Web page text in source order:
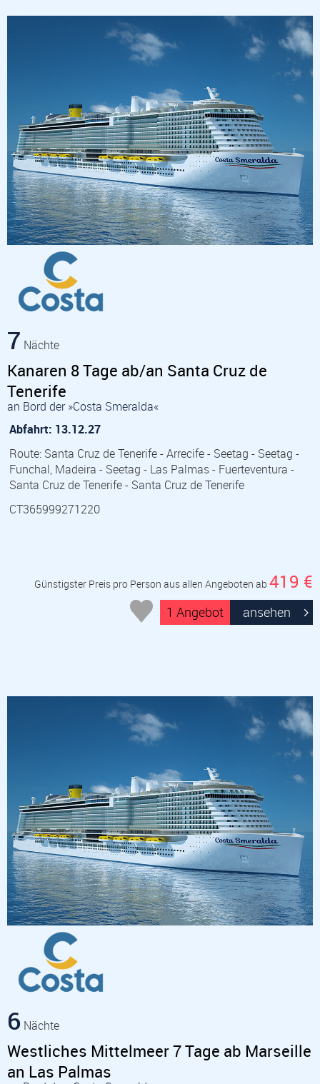
7 Nächte
Kanaren 8 Tage ab/an Santa Cruz de
Tenerife
an Bord der »Costa Smeralda«
Abfahrt: 13.12.27
Route: Santa Cruz de Tenerife - Arrecife - Seetag - Seetag -
Funchal, Madeira - Seetag - Las Palmas - Fuerteventura -
Santa Cruz de Tenerife - Santa Cruz de Tenerife
CT365999271220
Günstigster Preis pro Person aus allen Angeboten ab 419 €
1 Angebot ansehen
6 Nächte
Westliches Mittelmeer 7 Tage ab Marseille
an Las Palmas